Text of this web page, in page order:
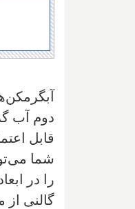
دوم آب
قابل
شما
گالنی